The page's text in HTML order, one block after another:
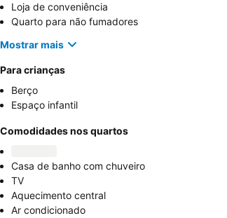
Loja de conveniência
Quarto para não fumadores
Mostrar mais
Para crianças
Berço
Espaço infantil
Comodidades nos quartos
Casa de banho com chuveiro
TV
Aquecimento central
Ar condicionado